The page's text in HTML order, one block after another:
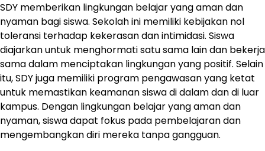
SDY memberikan lingkungan belajar yang aman dan
nyaman bagi siswa. Sekolah ini memiliki kebijakan nol
toleransi terhadap kekerasan dan intimidasi. Siswa
diajarkan untuk menghormati satu sama lain dan bekerja
sama dalam menciptakan lingkungan yang positif. Selain
itu, SDY juga memiliki program pengawasan yang ketat
untuk memastikan keamanan siswa di dalam dan di luar
kampus. Dengan lingkungan belajar yang aman dan
nyaman, siswa dapat fokus pada pembelajaran dan
mengembangkan diri mereka tanpa gangguan.